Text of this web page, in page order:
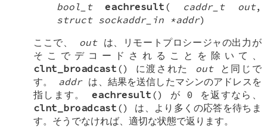
bool_t
eachresult ( caddr_t out,
struct sockaddr_in *addr)
ここで、 outは、リモートプロシージャの出力が
そこでデコードされることを除いて、
clnt_broadcast () に渡された outと同じで
す。 addrは、結果を送信したマシンのアドレスを
指します。eachresult () が 0 を返すなら、
clnt_broadcast () は、より多くの応答を待ちま
す。そうでなければ、適切な状態で返ります。